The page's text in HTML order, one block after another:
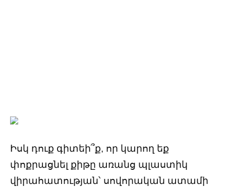
Իսկ դուք գիտեի՞ք, որ կարող եք
փոքրացնել քիթը առանց պլաստիկ
վիրահատության՝ սովորական ատամի